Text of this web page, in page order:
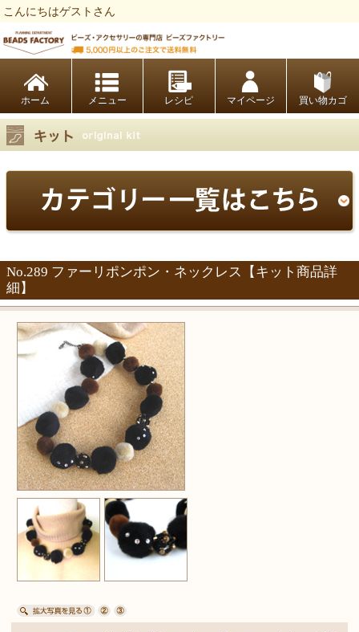
こんにちはゲストさん
ホーム レシピ マイページ 買い物カゴ
No.289 ファーリポンポン・ネックレス【キット商品詳
細】